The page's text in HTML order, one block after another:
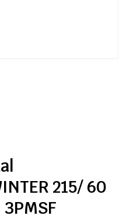
215/ 60
3PMSF